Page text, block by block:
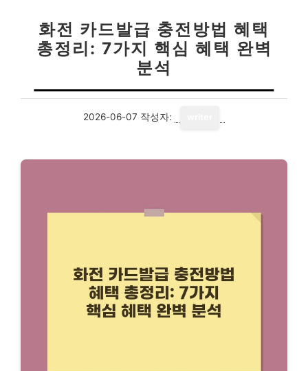
화전 카드발급 충전방법 혜택
총정리: 7가지 핵심 혜택 완벽
분석
2026-06-07 작성자: